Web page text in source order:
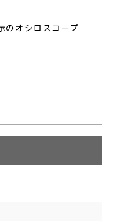
のオシロスコープ